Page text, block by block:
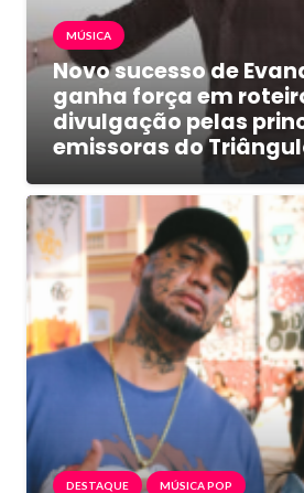
MÚSICA
Novo sucesso de
ganha força em
divulgação pelas
emissoras do
DESTAQUE MÚSICA POP